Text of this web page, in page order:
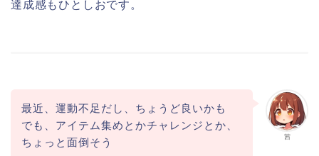
達成感もひとしおです。
茜
最近、運動不足だし、ちょうど良いかも
でも、アイテム集めとかチャレンジとか、
ちょっと面倒そう